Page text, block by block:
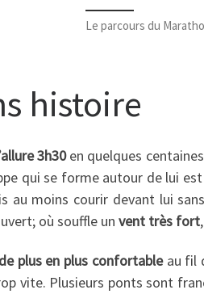
Le parcours du
histoire
3h30en quelques
qui se forme autour de lui
au moins courir devant lui
où souffle un vent très fort
plus en plus confortableau fil
vite. Plusieurs ponts sont